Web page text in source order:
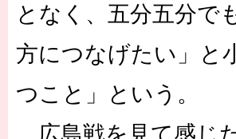
となく、五分五分で
方につなげたい」と
つこと」という。
広島戦を見て感じ